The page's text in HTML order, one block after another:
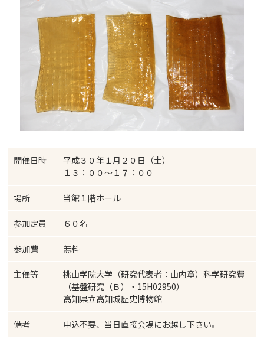
開催日時
平成３０年１月２０日（土）
１３：００～１７：００
場所 当館１階ホール
参加定員 ６０名
参加費 無料
主催等
桃山学院大学（研究代表者：山内章）科学研究費
（基盤研究（Ｂ）・15H02950）
高知県立高知城歴史博物館
備考 申込不要、当日直接会場にお越し下さい。